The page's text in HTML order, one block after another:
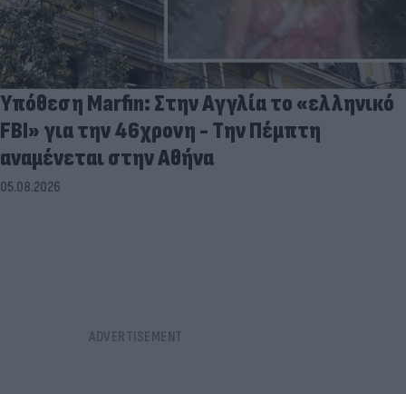
Υπόθεση Marfin: Στην Αγγλία το «ελληνικό
FBI» για την 46χρονη - Την Πέμπτη
αναμένεται στην Αθήνα
05.08.2026